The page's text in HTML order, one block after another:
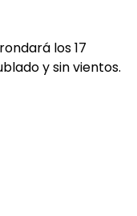
los 17
y sin vientos.